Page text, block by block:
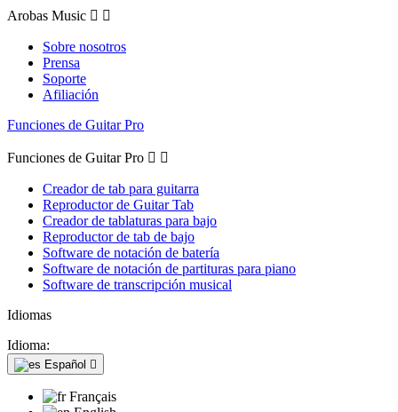
Arobas Music  
Sobre nosotros
Prensa
Soporte
Afiliación
Funciones de Guitar Pro
Funciones de Guitar Pro  
Creador de tab para guitarra
Reproductor de Guitar Tab
Creador de tablaturas para bajo
Reproductor de tab de bajo
Software de notación de batería
Software de notación de partituras para piano
Software de transcripción musical
Idiomas
Idioma:
Español 
Français